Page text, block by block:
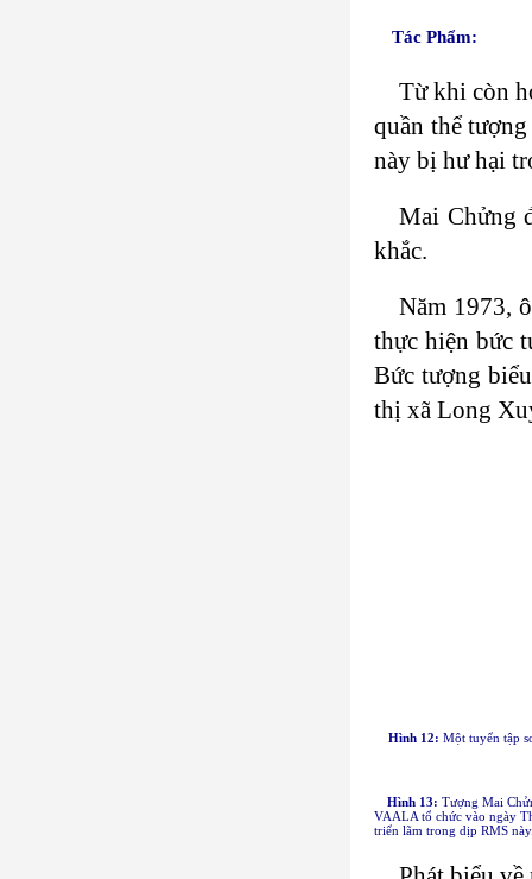
Tác Phẩm:
Từ khi còn
quần thể
này bị hư hại
Mai Chửng
khắc.
Năm 1973,
thực hiện bức
Bức tượng
thị xã Long
Hình 12: Một tuyển tập
Hình 13: Tượng Mai
VAALA tổ chức vào ngày
triển lãm trong dịp RMS